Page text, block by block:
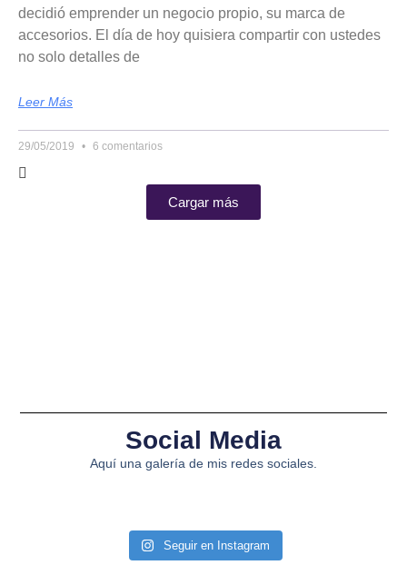
decidió emprender un negocio propio, su marca de
accesorios. El día de hoy quisiera compartir con ustedes
no solo detalles de
Leer Más
29/05/2019 6 comentarios
Cargar más
Social Media
Aquí una galería de mis redes sociales.
Seguir en Instagram